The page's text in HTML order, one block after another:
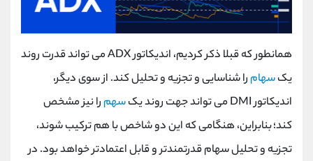
همانطور که قبلا ذکر کردیم، اندیکاتور ADX می تواند قدرت روند
یکسهام را شناسایی و تجزیه و تحلیل کند. از سوی دیگر،
اندیکاتور DMI می تواند جهت روند یک
سهم را نیز مشخص
کند؛ بنابراین، هنگامی که این دو شاخص با هم ترکیب شوند،
تجزیه و تحلیل سهام قدرتمندتر و قابل اعتمادتر خواهد بود. در